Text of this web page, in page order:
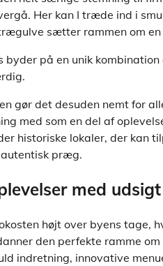
Her kan I træde ind i
sætter rammen om
byder på en unik
gør det desuden nemt for
med som en del af
historiske lokaler, der kan
præg.
med
højt over byens tage,
den perfekte ramme
indretning, innovative